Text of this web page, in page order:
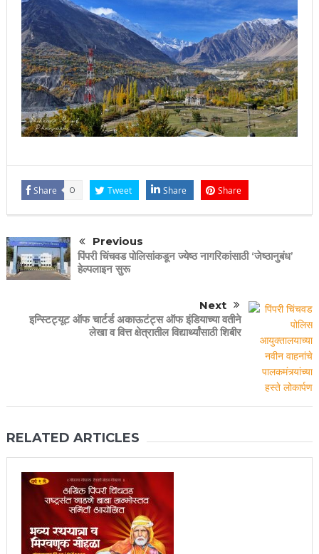
Share 0 Tweet Share Share
Previous
पिंपरी चिंचवड पोलिसांकडून ज्येष्ठ नागरिकांसाठी ‘जेष्ठानुबंध’
हेल्पलाइन सुरू
Next
इन्स्टिट्यूट ऑफ चार्टर्ड अकाऊटंट्स ऑफ इंडियाच्या वतीने
लेखा व वित्त क्षेत्रातील विद्यार्थ्यांसाठी शिबीर
RELATED ARTICLES